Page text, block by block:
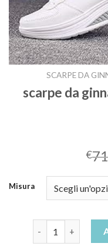
SCARPE DA
scarpe da
€
Misura
scarpe da